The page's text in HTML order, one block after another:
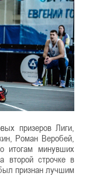
призеров Лиги,
Роман Веробей,
итогам минувших
второй строчке в
признан лучшим